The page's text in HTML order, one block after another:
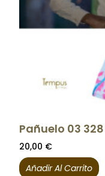
Pañuelo 03 328
20,00 €
Añadir Al Carrito